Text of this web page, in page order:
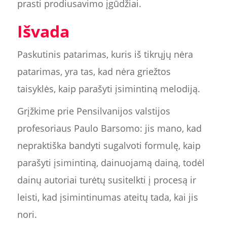
prasti prodiusavimo įgūdžiai.
Išvada
Paskutinis patarimas, kuris iš tikrųjų nėra
patarimas, yra tas, kad nėra griežtos
taisyklės, kaip parašyti įsimintiną melodiją.
Grįžkime prie Pensilvanijos valstijos
profesoriaus Paulo Barsomo: jis mano, kad
nepraktiška bandyti sugalvoti formulę, kaip
parašyti įsimintiną, dainuojamą dainą, todėl
dainų autoriai turėtų susitelkti į procesą ir
leisti, kad įsimintinumas ateitų tada, kai jis
nori.